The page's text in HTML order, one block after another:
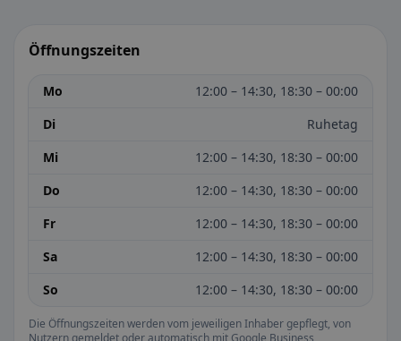
Öffnungszeiten
Mo
12:00 – 14:30, 18:30 – 00:00
Di
Ruhetag
Mi
12:00 – 14:30, 18:30 – 00:00
Do
12:00 – 14:30, 18:30 – 00:00
Fr
12:00 – 14:30, 18:30 – 00:00
Sa
12:00 – 14:30, 18:30 – 00:00
So
12:00 – 14:30, 18:30 – 00:00
Die Öffnungszeiten werden vom jeweiligen Inhaber gepflegt, von
Nutzern gemeldet oder automatisch mit Google Business